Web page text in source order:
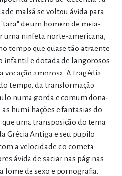
malsã se voltou ávida para
de um homem de meia-
uma ninfeta norte-americana,
tempo que quase tão atraente
infantil e dotada de langorosos
vocação amorosa. A tragédia
tempo, da transformação
numa gorda e comum dona-
humilhações e fantasias do
uma transposição do tema
Grécia Antiga e seu pupilo
a velocidade do cometa
ávida de saciar nas páginas
fome de sexo e pornografia.